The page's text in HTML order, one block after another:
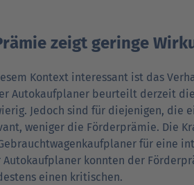
zeigt geringe
Kontext interessant ist das
Autokaufplaner beurteilt derzeit
Jedoch sind für diejenigen, die
weniger die Förderprämie. Die
für eine
konnten der
einen kritischen.